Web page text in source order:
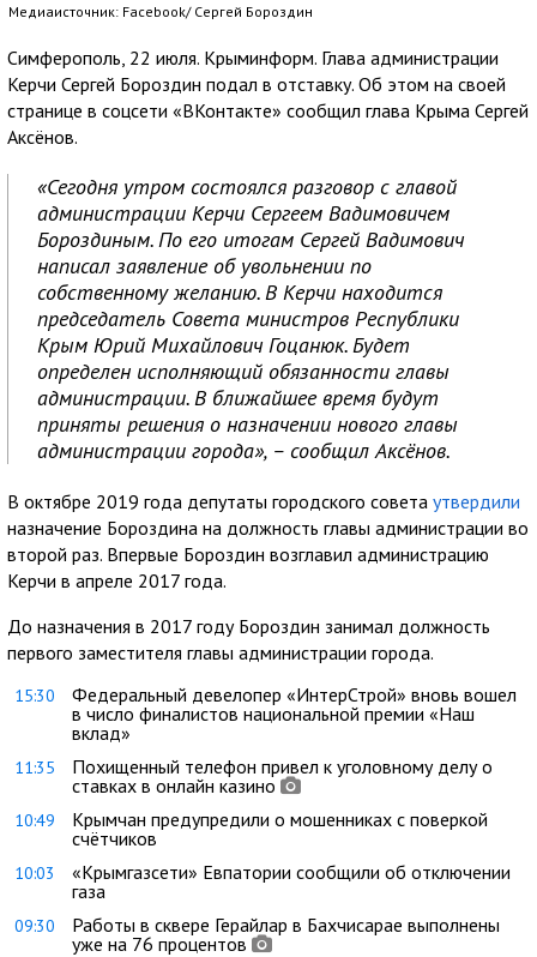
Медиаисточник: Facebook/ Сергей Бороздин
Симферополь, 22 июля. Крыминформ. Глава администрации
Керчи Сергей Бороздин подал в отставку. Об этом на своей
странице в соцсети «ВКонтакте» сообщил глава Крыма Сергей
Аксёнов.
«Сегодня утром состоялся разговор с главой
администрации Керчи Сергеем Вадимовичем
Бороздиным. По его итогам Сергей Вадимович
написал заявление об увольнении по
собственному желанию. В Керчи находится
председатель Совета министров Республики
Крым Юрий Михайлович Гоцанюк. Будет
определен исполняющий обязанности главы
администрации. В ближайшее время будут
приняты решения о назначении нового главы
администрации города», – сообщил Аксёнов.
В октябре 2019 года депутаты городского совета утвердили
назначение Бороздина на должность главы администрации во
второй раз. Впервые Бороздин возглавил администрацию
Керчи в апреле 2017 года.
До назначения в 2017 году Бороздин занимал должность
первого заместителя главы администрации города.
15:30
Федеральный девелопер «ИнтерСтрой» вновь вошел
в число финалистов национальной премии «Наш
вклад»
11:35
Похищенный телефон привел к уголовному делу о
ставках в онлайн казино
10:49
Крымчан предупредили о мошенниках с поверкой
счётчиков
10:03
«Крымгазсети» Евпатории сообщили об отключении
газа
09:30
Работы в сквере Герайлар в Бахчисарае выполнены
уже на 76 процентов